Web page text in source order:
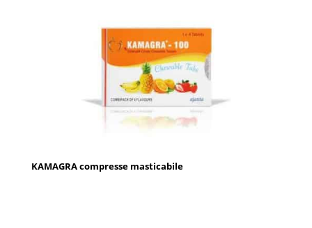
KAMAGRA compresse masticabile